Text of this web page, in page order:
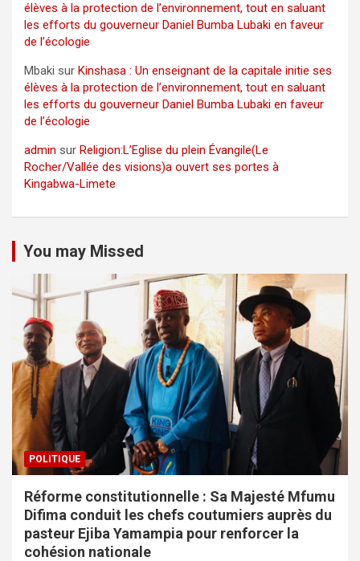
élèves à la protection de l’environnement, tout en saluant
les efforts du gouverneur Daniel Bumba Lubaki en faveur
de l’écologie
Mbaki sur Kinshasa : Un enseignant de la capitale initie ses
élèves à la protection de l’environnement, tout en saluant
les efforts du gouverneur Daniel Bumba Lubaki en faveur
de l’écologie
admin sur Religion:L’Eglise du plein Évangile(Le
Rocher/Vallée des visions)a ouvert ses portes à
Kingabwa-Limete
You may Missed
POLITIQUE
Réforme constitutionnelle : Sa Majesté Mfumu
Difima conduit les chefs coutumiers auprès du
pasteur Ejiba Yamampia pour renforcer la
cohésion nationale